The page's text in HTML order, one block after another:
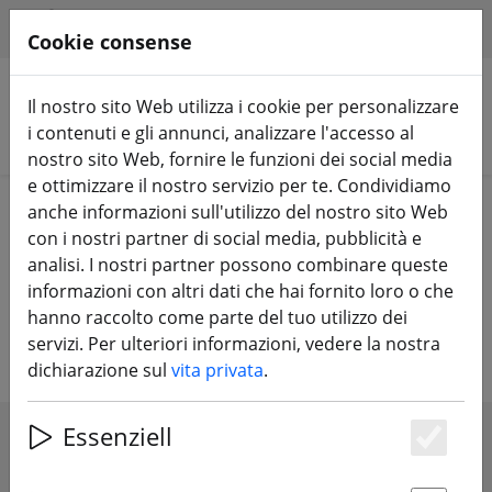
Cerca prodotti
Home Batterie Batteria agli ioni di litio
Batterie agli ioni di litio - 18650
18500 batterie ICR NCR - Samsung
& Panasonic
Cookie consense
Il nostro sito Web utilizza i cookie per personalizzare
i contenuti e gli annunci, analizzare l'accesso al
nostro sito Web, fornire le funzioni dei social media
e ottimizzare il nostro servizio per te. Condividiamo
anche informazioni sull'utilizzo del nostro sito Web
con i nostri partner di social media, pubblicità e
analisi. I nostri partner possono combinare queste
informazioni con altri dati che hai fornito loro o che
hanno raccolto come parte del tuo utilizzo dei
servizi. Per ulteriori informazioni, vedere la nostra
dichiarazione sul vita privata.
Essenziell